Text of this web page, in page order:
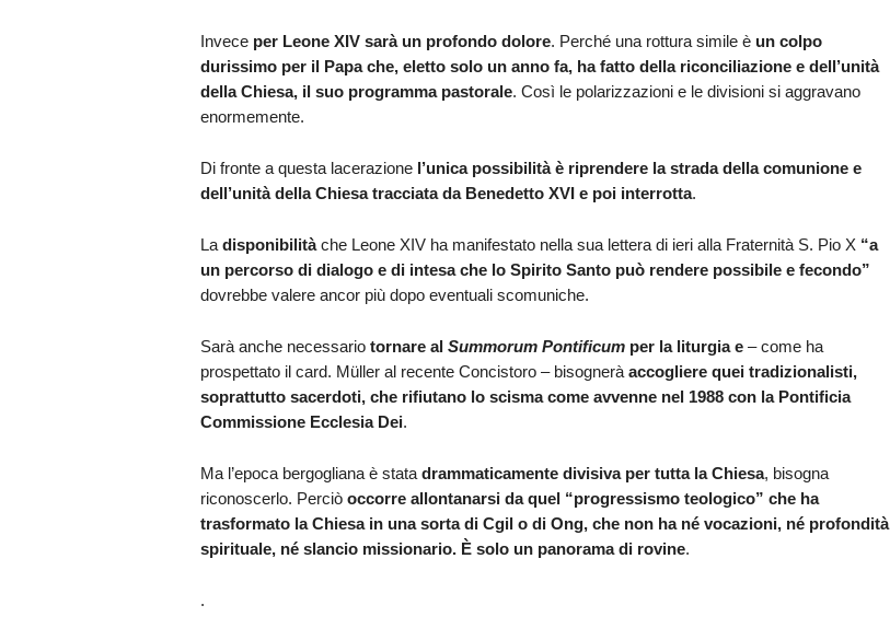
Invece per Leone XIV sarà un profondo dolore. Perché una rottura simile è un colpo
durissimo per il Papa che, eletto solo un anno fa, ha fatto della riconciliazione e dell’unità
della Chiesa, il suo programma pastorale. Così le polarizzazioni e le divisioni si aggravano
enormemente.
Di fronte a questa lacerazione l’unica possibilità è riprendere la strada della comunione e
dell’unità della Chiesa tracciata da Benedetto XVI e poi interrotta.
La disponibilitàche Leone XIV ha manifestato nella sua lettera di ieri alla Fraternità S. Pio X “a
un percorso di dialogo e di intesa che lo Spirito Santo può rendere possibile e fecondo”
dovrebbe valere ancor più dopo eventuali scomuniche.
Sarà anche necessario tornare al Summorum Pontificumper la liturgia e– come ha
prospettato il card. Müller al recente Concistoro – bisognerà accogliere quei tradizionalisti,
soprattutto sacerdoti, che rifiutano lo scisma come avvenne nel 1988 con la Pontificia
Commissione Ecclesia Dei.
Ma l’epoca bergogliana è stata drammaticamente divisiva per tutta la Chiesa, bisogna
riconoscerlo. Perciò occorre allontanarsi da quel “progressismo teologico” che ha
trasformato la Chiesa in una sorta di Cgil o di Ong, che non ha né vocazioni, né profondità
spirituale, né slancio missionario. È solo un panorama di rovine.
.